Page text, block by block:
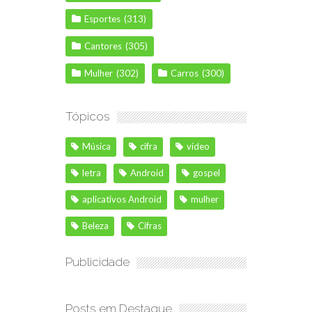
Esportes (313)
Cantores (305)
Mulher (302) Carros (300)
Tópicos
Música cifra vídeo
letra Android gospel
aplicativos Android mulher
Beleza Cifras
Publicidade
Posts em Destaque